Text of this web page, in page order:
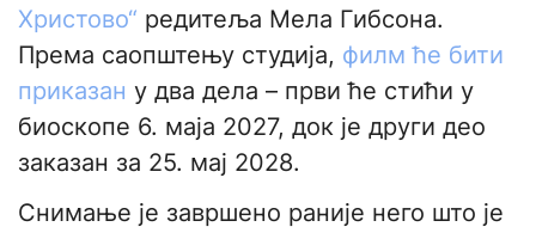
Христово“ редитеља Мела Гибсона.
Према саопштењу студија, филм ће бити
приказан у два дела – први ће стићи у
биоскопе 6. маја 2027, док је други део
заказан за 25. мај 2028.
Снимање је завршено раније него што је